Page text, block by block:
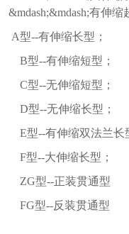
&mdash;&mdash;有伸缩
A型--有伸缩长型；
B型--有伸缩短型；
C型--无伸缩短型；
D型--无伸缩长型；
E型--有伸缩双法兰长
F型--大伸缩长型；
ZG型--正装贯通型
FG型--反装贯通型